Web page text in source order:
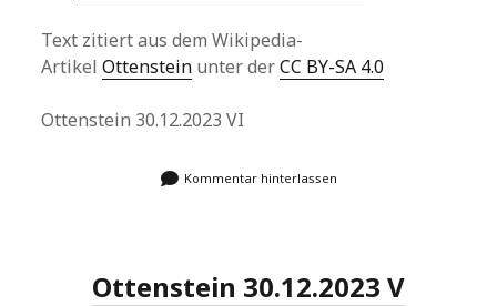
Text zitiert aus dem Wikipedia-
Artikel Ottenstein unter derCC BY-SA 4.0
Ottenstein 30.12.2023 VI
Kommentar hinterlassen
Ottenstein 30.12.2023 V